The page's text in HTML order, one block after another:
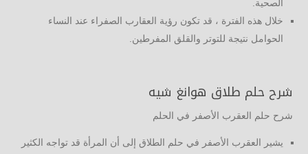
الصحية.
خلال هذه الفترة ، قد تكون رؤية العقارب الصفراء عند النساء
الحوامل نتيجة للتوتر والقلق المفرطين.
شرح حلم طلاق هوانغ شيه
شرح حلم العقرب الأصفر في الحلم
يشير العقرب الأصفر في حلم الطلاق إلى أن المرأة قد تواجه الكثير